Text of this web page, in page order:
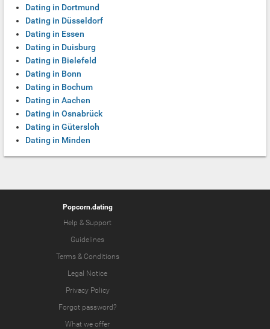
Dating in Dortmund
Dating in Düsseldorf
Dating in Essen
Dating in Duisburg
Dating in Bielefeld
Dating in Bonn
Dating in Bochum
Dating in Aachen
Dating in Osnabrück
Dating in Gütersloh
Dating in Minden
Popcorn.dating
Help & Support
Guidelines
Terms & Conditions
Legal Notice
Privacy Policy
Forgot password?
What we offer